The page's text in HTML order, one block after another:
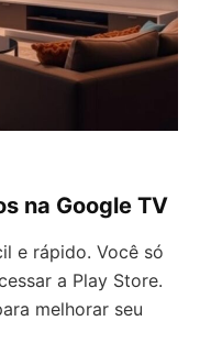
na Google TV
e rápido. Você só
a Play Store.
melhorar seu